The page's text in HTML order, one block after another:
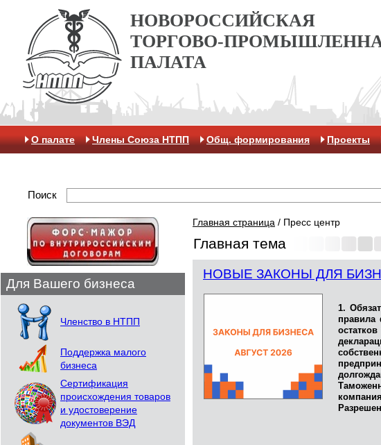
НОВОРОССИЙСКАЯ
ТОРГОВО-
ПАЛАТА
О палате Члены Союза НТПП Общ. формирования Проекты
Поиск
Для Вашего бизнеса
Членство в НТПП
Поддержка малого
бизнеса
Сертификация
происхождения товаров
и удостоверение
документов ВЭД
Главная страница / Пресс центр
Главная тема
НОВЫЕ ЗАКОНЫ ДЛЯ
1.
правила